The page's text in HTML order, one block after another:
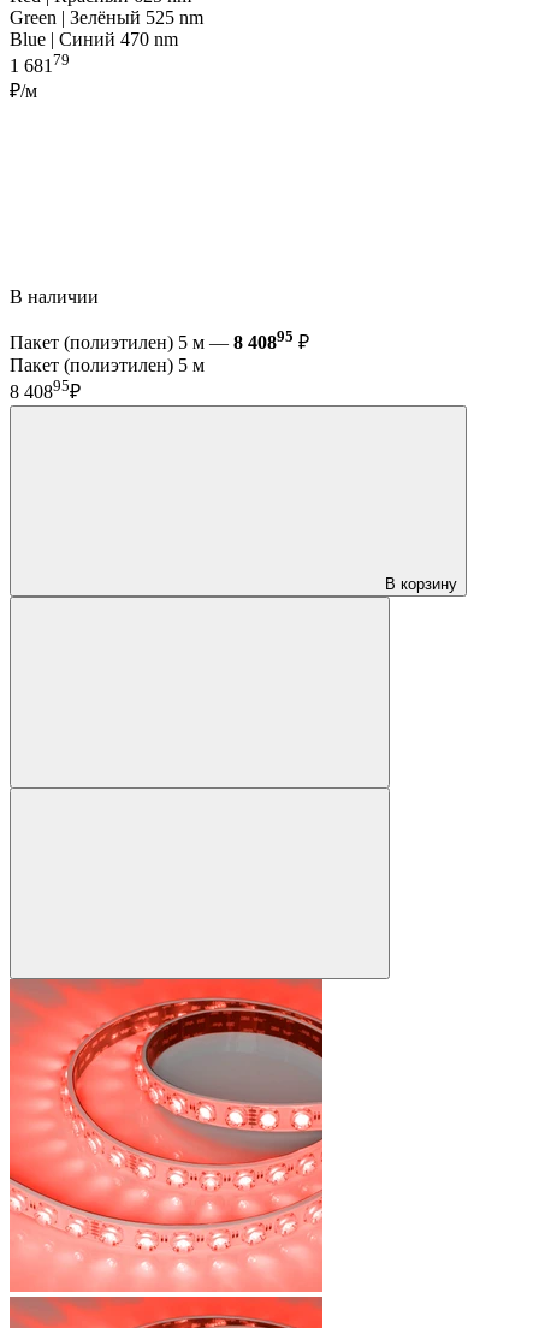
Green | Зелёный 525 nm
Blue | Синий 470 nm
1 681 79
₽/м
В наличии
Пакет (полиэтилен) 5 м — 8 40895 ₽
Пакет (полиэтилен) 5 м
8 40895₽
В корзину